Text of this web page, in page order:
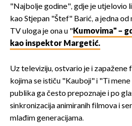
"Najbolje godine", gdje je utjelovio
kao Stjepan "Štef" Barić, a jedna od
TV uloga je ona u "Kumovima" –
kao inspektor Margetić.
Uz televiziju, ostvario je i zapažene
kojima se ističu "Kauboji" i "Ti
publika ga često prepoznaje i po
sinkronizacija animiranih filmova i
mlađim generacijama.